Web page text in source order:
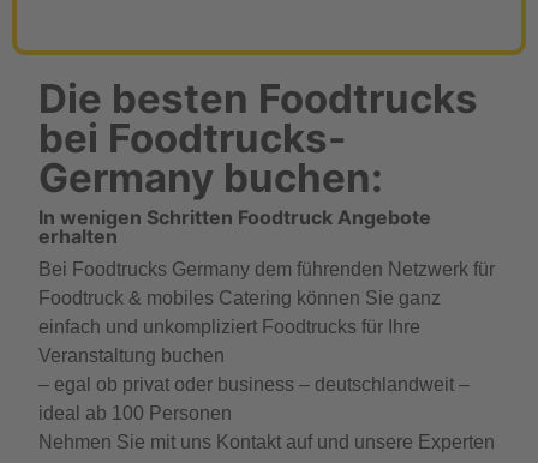
Die besten Foodtrucks
bei Foodtrucks-
Germany buchen:
In wenigen Schritten Foodtruck Angebote
erhalten
Bei Foodtrucks Germany dem führenden Netzwerk für
Foodtruck & mobiles Catering können Sie ganz
einfach und unkompliziert Foodtrucks für Ihre
Veranstaltung buchen
– egal ob privat oder business – deutschlandweit –
ideal ab 100 Personen
Nehmen Sie mit uns Kontakt auf und unsere Experten